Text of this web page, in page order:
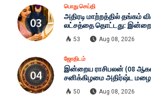
பொது செய்தி
அதிரடி மாற்றத்தில் தங்கம்
லட்சத்தை தொட்டது:
வெள்ளி விலை முழு விபரம்
53 Aug 08, 2026
ஜோதிடம்
இன்றைய ராசிபலன் (08
சனிக்கிழமை அதிர்ஷ்ட
ராசிகள் எவை? முழு விவரம்!
50 Aug 08, 2026